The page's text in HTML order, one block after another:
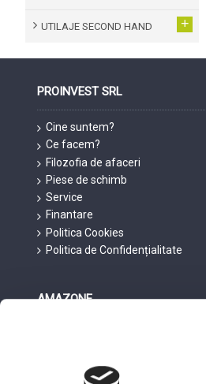
UTILAJE SECOND HAND +
PROINVEST SRL
Cine suntem?
Ce facem?
Filozofia de afaceri
Piese de schimb
Service
Finantare
Politica Cookies
Politica de Confidențialitate
AMAZONE
Tehnica aplicării de îngrășământ